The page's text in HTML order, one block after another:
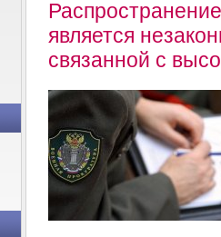
является
связанной с